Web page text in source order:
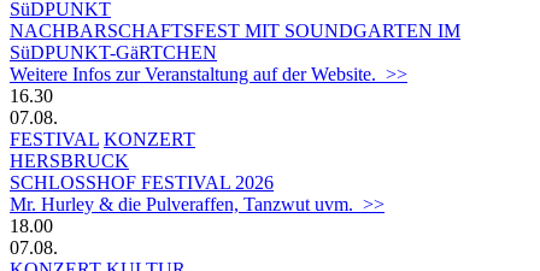
SüDPUNKT
NACHBARSCHAFTSFEST MIT SOUNDGARTEN IM
SüDPUNKT-GäRTCHEN
Weitere Infos zur Veranstaltung auf der Website. >>
16.30
07.08.
FESTIVAL KONZERT
HERSBRUCK
SCHLOSSHOF FESTIVAL 2026
Mr. Hurley & die Pulveraffen, Tanzwut uvm. >>
18.00
07.08.